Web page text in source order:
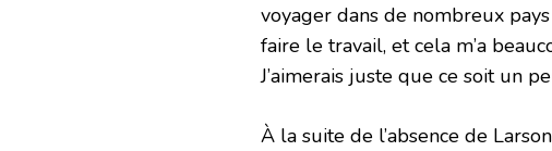
voyager dans de nombreux
faire le travail, et cela m’a
J’aimerais juste que ce soit un
À la suite de l’absence de